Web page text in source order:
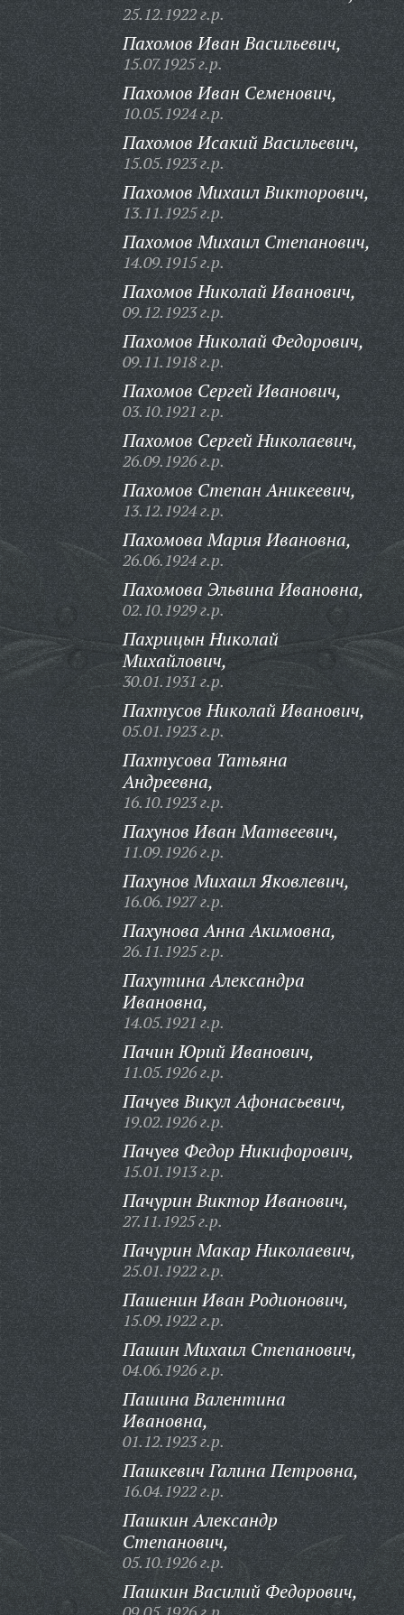
25.12.1922 г.р.
Пахомов Иван Васильевич,
15.07.1925 г.р.
Пахомов Иван Семенович,
10.05.1924 г.р.
Пахомов Исакий Васильевич,
15.05.1923 г.р.
Пахомов Михаил Викторович,
13.11.1925 г.р.
Пахомов Михаил Степанович,
14.09.1915 г.р.
Пахомов Николай Иванович,
09.12.1923 г.р.
Пахомов Николай Федорович,
09.11.1918 г.р.
Пахомов Сергей Иванович,
03.10.1921 г.р.
Пахомов Сергей Николаевич,
26.09.1926 г.р.
Пахомов Степан Аникеевич,
13.12.1924 г.р.
Пахомова Мария Ивановна,
26.06.1924 г.р.
Пахомова Эльвина Ивановна,
02.10.1929 г.р.
Пахрицын Николай
Михайлович,
30.01.1931 г.р.
Пахтусов Николай Иванович,
05.01.1923 г.р.
Пахтусова Татьяна
Андреевна,
16.10.1923 г.р.
Пахунов Иван Матвеевич,
11.09.1926 г.р.
Пахунов Михаил Яковлевич,
16.06.1927 г.р.
Пахунова Анна Акимовна,
26.11.1925 г.р.
Пахутина Александра
Ивановна,
14.05.1921 г.р.
Пачин Юрий Иванович,
11.05.1926 г.р.
Пачуев Викул Афонасьевич,
19.02.1926 г.р.
Пачуев Федор Никифорович,
15.01.1913 г.р.
Пачурин Виктор Иванович,
27.11.1925 г.р.
Пачурин Макар Николаевич,
25.01.1922 г.р.
Пашенин Иван Родионович,
15.09.1922 г.р.
Пашин Михаил Степанович,
04.06.1926 г.р.
Пашина Валентина
Ивановна,
01.12.1923 г.р.
Пашкевич Галина Петровна,
16.04.1922 г.р.
Пашкин Александр
Степанович,
05.10.1926 г.р.
Пашкин Василий Федорович,